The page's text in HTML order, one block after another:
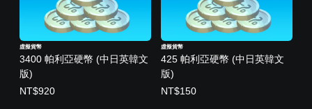
3400 帕利亞硬幣 (中日英韓文
版)
虛擬貨幣
NT$920
425 帕利亞硬幣 (中日英韓文
版)
虛擬貨幣
NT$150